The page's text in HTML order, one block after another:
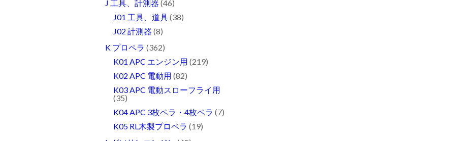
J 工具、計測器 (46)
J01 工具、道具(38)
J02 計測器 (8)
K プロペラ (362)
K01 APC エンジン用 (219)
K02 APC 電動用 (82)
K03 APC 電動スローフライ用
(35)
K04 APC 3枚ペラ・4枚ペラ (7)
K05 RL木製プロペラ (19)